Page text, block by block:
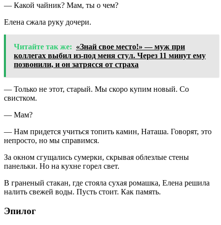
— Какой чайник? Мам, ты о чем?
Елена сжала руку дочери.
Читайте так же: «Знай свое место!» — муж при
коллегах выбил из-под меня стул. Через 11 минут ему
позвонили, и он затрясся от страха
— Только не этот, старый. Мы скоро купим новый. Со
свистком.
— Мам?
— Нам придется учиться топить камин, Наташа. Говорят, это
непросто, но мы справимся.
За окном сгущались сумерки, скрывая облезлые стены
панельки. Но на кухне горел свет.
В граненый стакан, где стояла сухая ромашка, Елена решила
налить свежей воды. Пусть стоит. Как память.
Эпилог